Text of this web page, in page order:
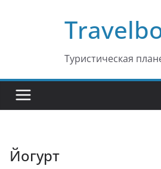
Туристическая
Йогурт